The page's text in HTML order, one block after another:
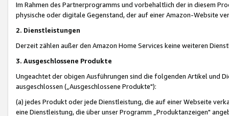
Im Rahmen des Partnerprogramms und vorbehaltlich der in diesem
physische oder digitale Gegenstand, der auf einer Amazon-Website
2. Dienstleistungen
Derzeit zählen außer den Amazon Home Services keine weiteren
3. Ausgeschlossene Produkte
Ungeachtet der obigen Ausführungen sind die folgenden Artikel und
ausgeschlossen („Ausgeschlossene Produkte"):
(a) jedes Produkt oder jede Dienstleistung, die auf einer Webseite
eine Dienstleistung, die über unser Programm „Produktanzeigen"